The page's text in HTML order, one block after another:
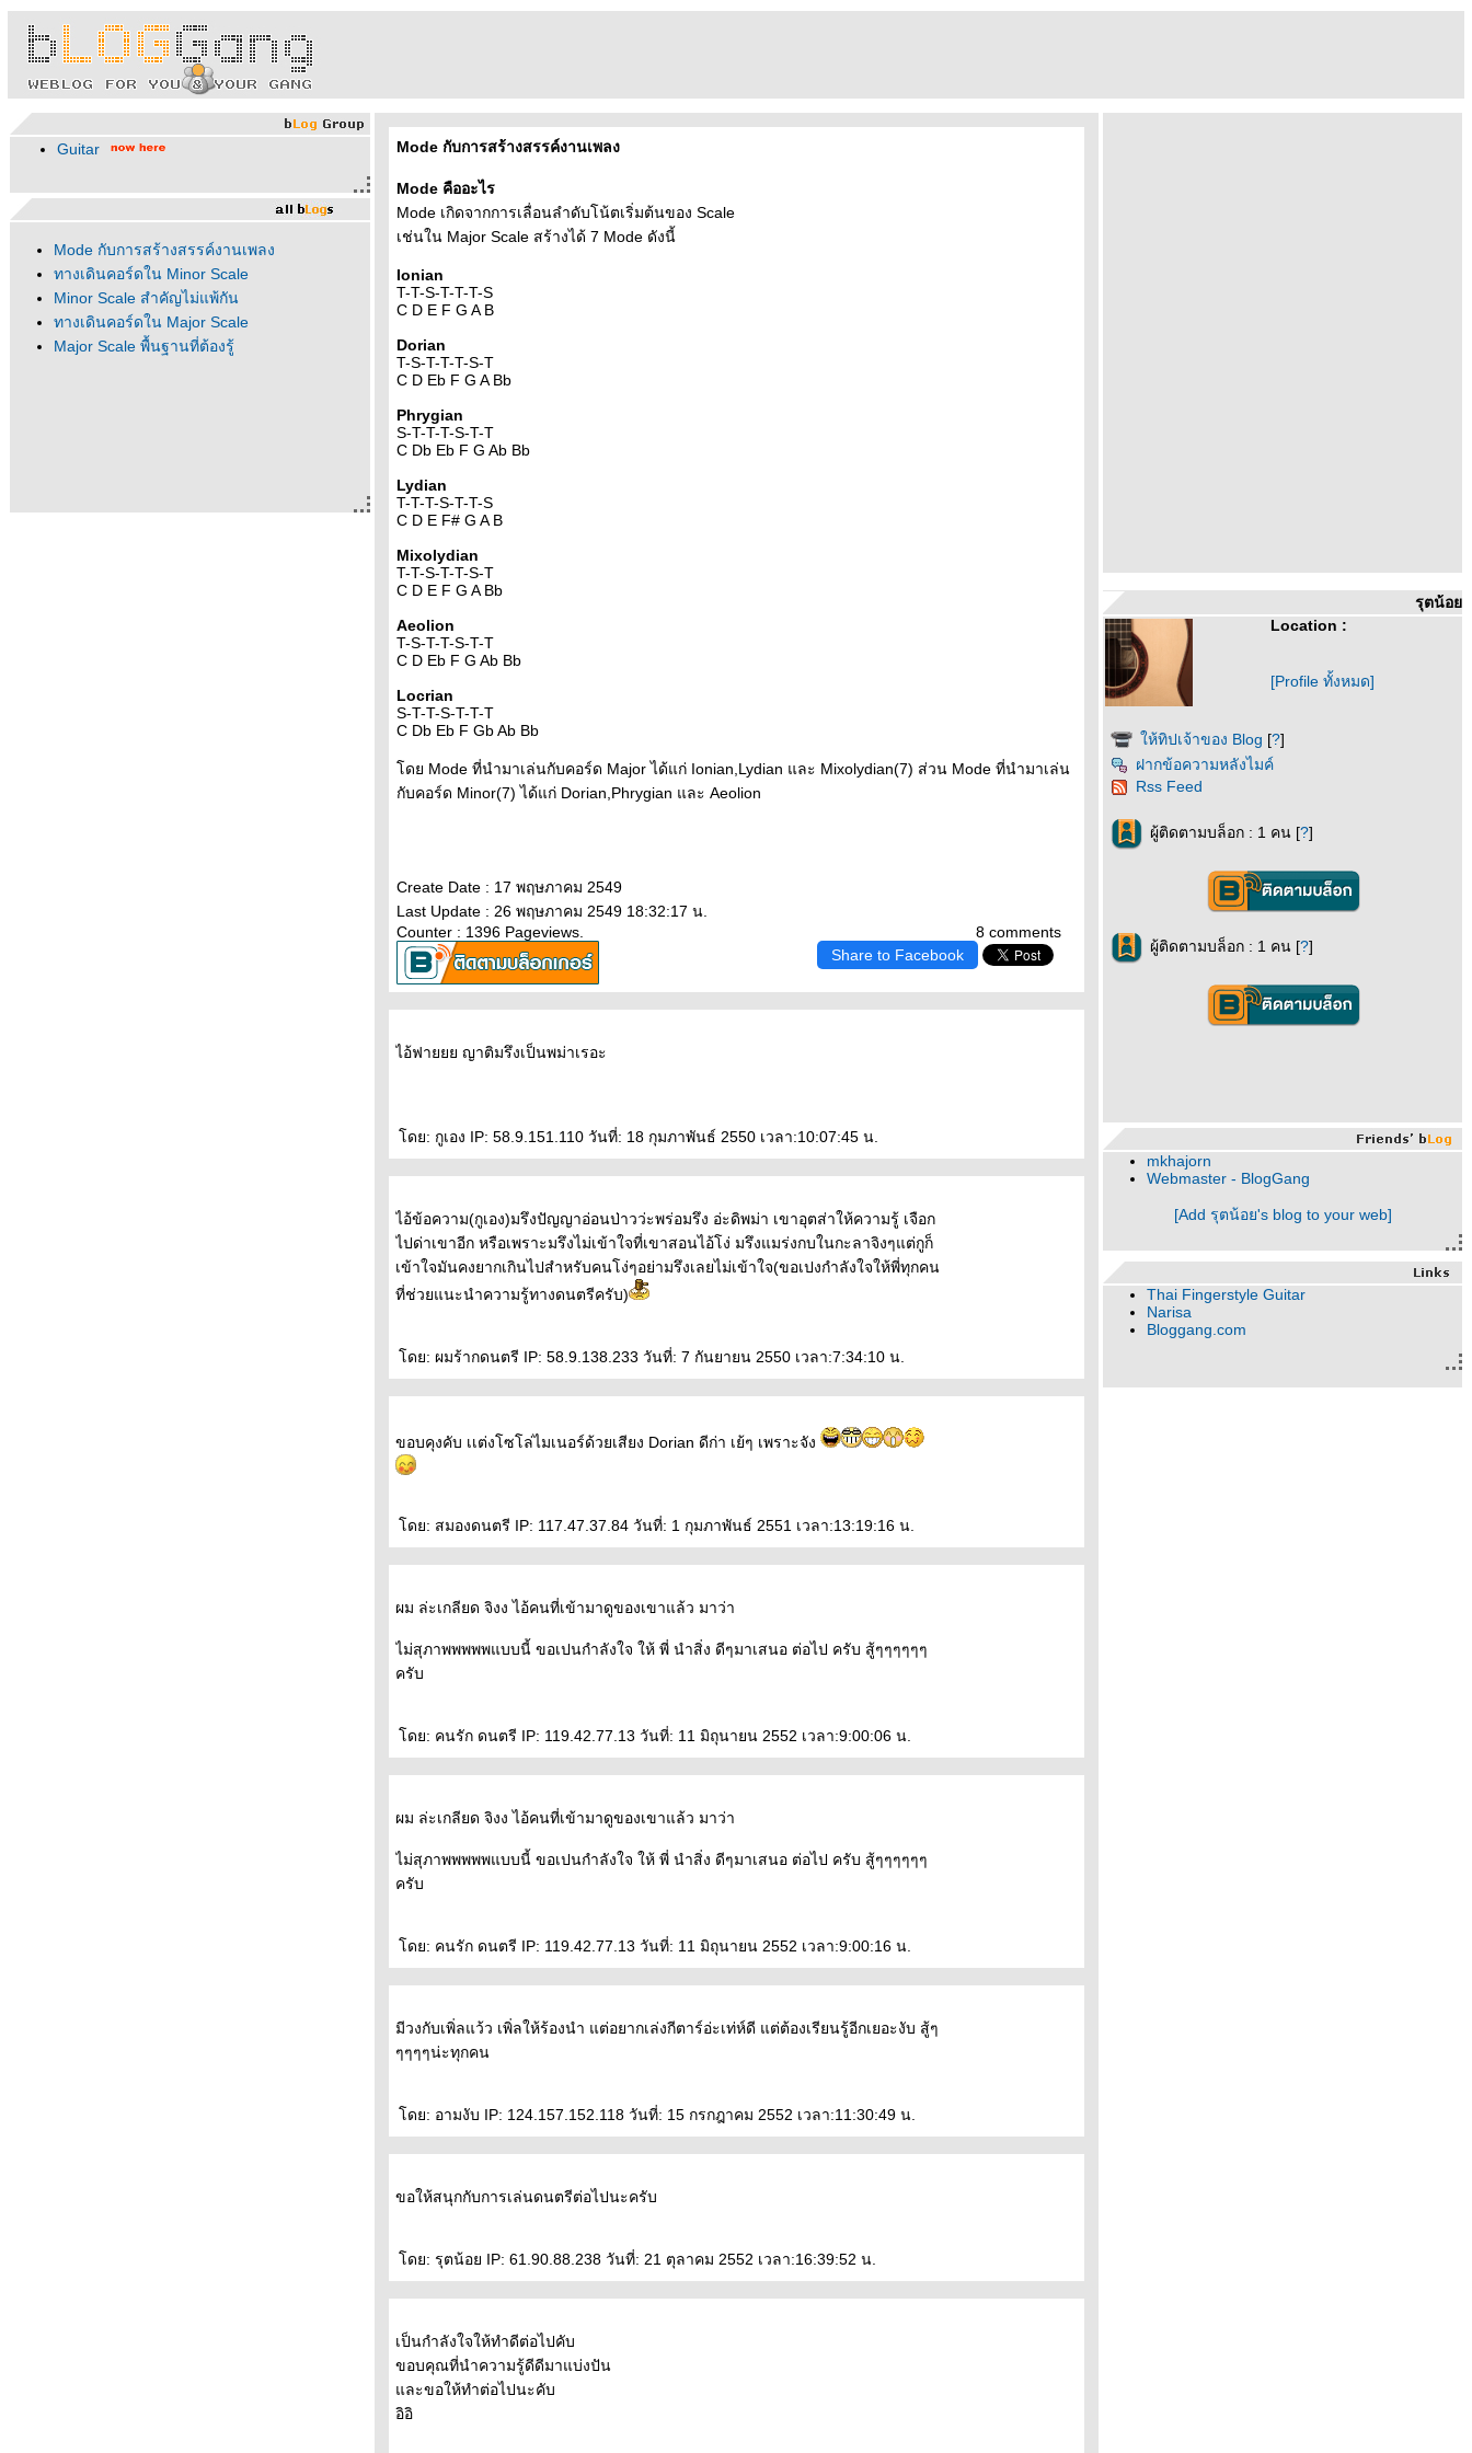
Guitar
Mode กับการสร้างสรรค์งานเพลง
ทางเดินคอร์ดใน Minor Scale
Minor Scale สำคัญไม่แพ้กัน
ทางเดินคอร์ดใน Major Scale
Major Scale พื้นฐานที่ต้องรู้
Mode กับการสร้างสรรค์งานเพลง
Mode คืออะไร
Mode เกิดจากการเลื่อนลำดับโน้ตเริ่มต้นของ Scale
เช่นใน Major Scale สร้างได้ 7 Mode ดังนี้
Ionian
T-T-S-T-T-T-S
C D E F G A B
Dorian
T-S-T-T-T-S-T
C D Eb F G A Bb
Phrygian
S-T-T-T-S-T-T
C Db Eb F G Ab Bb
Lydian
T-T-T-S-T-T-S
C D E F# G A B
Mixolydian
T-T-S-T-T-S-T
C D E F G A Bb
Aeolion
T-S-T-T-S-T-T
C D Eb F G Ab Bb
Locrian
S-T-T-S-T-T-T
C Db Eb F Gb Ab Bb
ดย Mode ที่นำมาเล่นกับคอร์ด Major ได้แก่ Ionian,Lydian และ Mixolydian(7) ส่วน Mode ที่นำมาเล่น
กับคอร์ด Minor(7) ได้แก่ Dorian,Phrygian และ Aeolion
Create Date : 17 พฤษภาคม 2549
Last Update : 26 พฤษภาคม 2549 18:32:17 น.
8 comments
Counter : 1396 Pageviews.
Share to Facebook
ไอ้ฟายยย ญาติมรึงเป็นพม่าเรอะ
ดย: กูเอง IP: 58.9.151.110 วันที่: 18 กุมภาพันธ์ 2550 เวลา:10:07:45 น.
ไอ้ข้อความ(กูเอง)มรึงปัญญาอ่อนป่าวว่ะพร่อมรึง อ่ะดิพม่า เขาอุตส่าให้ความรู้ เจือก
ไปด่าเขาอีก หรือเพราะมรึงไม่เข้าใจที่เขาสอนไอ้โง่ มรึงแมร่งกบในกะลาจิงๆแต่กูก็
เข้าใจมันคงยากเกินไปสำหรับคนโง่ๆอย่ามรึงเลยไม่เข้าใจ(ขอเปงกำลังใจให้พี่ทุกคน
ที่ช่วยแนะนำความรู้ทางดนตรีครับ)
ดย: ผมร้ากดนตรี IP: 58.9.138.233 วันที่: 7 กันยายน 2550 เวลา:7:34:10 น.
ขอบคุงคับ เเต่งโซโล่ไมเนอร์ด้วยเสียง Dorian ดีก่า เย้ๆ เพราะจัง
ดย: สมองดนตรี IP: 117.47.37.84 วันที่: 1 กุมภาพันธ์ 2551 เวลา:13:19:16 น.
ผม ล่ะเกลียด จิงง ไอ้คนที่เข้ามาดูของเขาแล้ว มาว่า
ไม่สุภาพพพพพแบบนี้ ขอเปนกำลังใจ ให้ พี่ นำสิ่ง ดีๆมาเสนอ ต่อไป ครับ สู้ๆๆๆๆๆๆ
ครับ
ดย: คนรัก ดนตรี IP: 119.42.77.13 วันที่: 11 มิถุนายน 2552 เวลา:9:00:06 น.
ผม ล่ะเกลียด จิงง ไอ้คนที่เข้ามาดูของเขาแล้ว มาว่า
ไม่สุภาพพพพพแบบนี้ ขอเปนกำลังใจ ให้ พี่ นำสิ่ง ดีๆมาเสนอ ต่อไป ครับ สู้ๆๆๆๆๆๆ
ครับ
ดย: คนรัก ดนตรี IP: 119.42.77.13 วันที่: 11 มิถุนายน 2552 เวลา:9:00:16 น.
มีวงกับเพิ่ลแว้ว เพิ่ลให้ร้องนำ แต่อยากเล่งกีตาร์อ่ะเท่ห์ดี แต่ต้องเรียนรู้อีกเยอะงับ สู้ๆ
ๆๆๆๆน่ะทุกคน
ดย: อามงับ IP: 124.157.152.118 วันที่: 15 กรกฎาคม 2552 เวลา:11:30:49 น.
ขอให้สนุกกับการเล่นดนตรีต่อไปนะครับ
ดย: รุตน้อย IP: 61.90.88.238 วันที่: 21 ตุลาคม 2552 เวลา:16:39:52 น.
เป็นกำลังใจให้ทำดีต่อไปคับ
ขอบคุณที่นำความรู้ดีดีมาแบ่งปัน
ละขอให้ทำต่อไปนะคับ
อิอิ
รุตน้อ
Location :
[Profile ทั้งหมด]
ห้ทิปเจ้าของ Blog [?]
ฝากข้อความหลังไมค์
Rss Feed
ผู้ติดตามบล็อก : 1 คน [?]
ผู้ติดตามบล็อก : 1 คน [?]
mkhajorn
Webmaster - BlogGang
[Add รุตน้อย's blog to your web]
Thai Fingerstyle Guitar
Narisa
Bloggang.com